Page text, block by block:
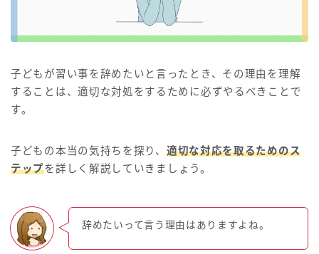
子どもが習い事を辞めたいと言ったとき、その理由を理解
することは、適切な対処をするために必ずやるべきことで
す。
子どもの本当の気持ちを探り、 適切な対応を取るためのス
テップを詳しく解説していきましょう。
辞めたいって言う理由はありますよね。